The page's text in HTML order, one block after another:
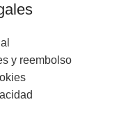
y reembolso